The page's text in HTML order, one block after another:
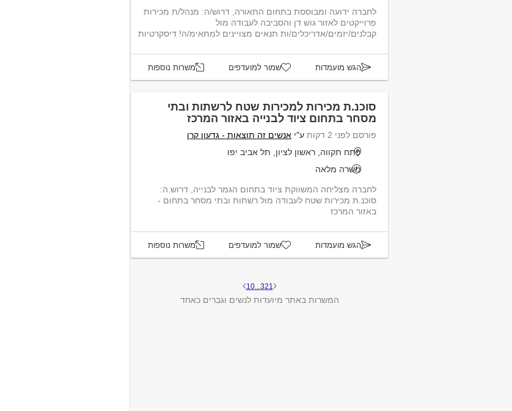
לחברה ידועה ומבוססת בתחום התאורה, דרוש/ה: מנהל/ת מכירות
פרוייקטים לאזור גוש דן והסביבה לעבודה מול
קבלנים/יזמים/אדריכלים/ות תנאים מצויינים למתאימ/ה! דיסקרטיות
הגש מועמדות שמור למועדפים משרות נוספות
סוכנ.ת מכירות למכירות שטח לרשתות ובתי
מסחר בתחום ציוד לבנייה באזור המרכז
פורסם לפני 2 דקות ע"י אנשים זה תוצאות - גדעון קרן
פתח תקווה, ראשון לציון, תל אביב יפו
משרה מלאה
לחברה מצליחה המשווקת ציוד בתחום הגמר לבנייה, דרוש.ה:
סוכנ.ת מכירות שטח לעבודה מול רשתות ובתי מסחר בתחום -
באזור המרכז
הגש מועמדות שמור למועדפים משרות נוספות
1
2
3
...
10
המשרות באתר מיועדות לנשים וגברים כאחד